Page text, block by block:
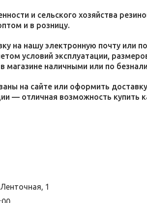
и сельского хозяйства
и в розницу.
на нашу электронную почту или
условий эксплуатации,
магазине наличными или по
на сайте или оформить
— отличная возможность купить
1